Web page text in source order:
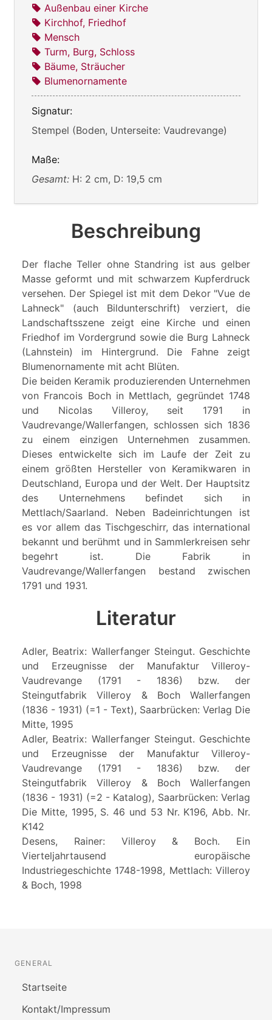
Außenbau einer Kirche
Kirchhof, Friedhof
Mensch
Turm, Burg, Schloss
Bäume, Sträucher
Blumenornamente
Signatur:
Stempel (Boden, Unterseite: Vaudrevange)
Maße:
Gesamt: H: 2 cm, D: 19,5 cm
Beschreibung
Der flache Teller ohne Standring ist aus gelber
Masse geformt und mit schwarzem Kupferdruck
versehen. Der Spiegel ist mit dem Dekor "Vue de
Lahneck" (auch Bildunterschrift) verziert, die
Landschaftsszene zeigt eine Kirche und einen
Friedhof im Vordergrund sowie die Burg Lahneck
(Lahnstein) im Hintergrund. Die Fahne zeigt
Blumenornamente mit acht Blüten.
Die beiden Keramik produzierenden Unternehmen
von Francois Boch in Mettlach, gegründet 1748
und Nicolas Villeroy, seit 1791 in
Vaudrevange/Wallerfangen, schlossen sich 1836
zu einem einzigen Unternehmen zusammen.
Dieses entwickelte sich im Laufe der Zeit zu
einem größten Hersteller von Keramikwaren in
Deutschland, Europa und der Welt. Der Hauptsitz
des Unternehmens befindet sich in
Mettlach/Saarland. Neben Badeinrichtungen ist
es vor allem das Tischgeschirr, das international
bekannt und berühmt und in Sammlerkreisen sehr
begehrt ist. Die Fabrik in
Vaudrevange/Wallerfangen bestand zwischen
1791 und 1931.
Literatur
Adler, Beatrix: Wallerfanger Steingut. Geschichte
und Erzeugnisse der Manufaktur Villeroy-
Vaudrevange (1791 - 1836) bzw. der
Steingutfabrik Villeroy & Boch Wallerfangen
(1836 - 1931) (=1 - Text), Saarbrücken: Verlag Die
Mitte, 1995
Adler, Beatrix: Wallerfanger Steingut. Geschichte
und Erzeugnisse der Manufaktur Villeroy-
Vaudrevange (1791 - 1836) bzw. der
Steingutfabrik Villeroy & Boch Wallerfangen
(1836 - 1931) (=2 - Katalog), Saarbrücken: Verlag
Die Mitte, 1995, S. 46 und 53 Nr. K196, Abb. Nr.
K142
Desens, Rainer: Villeroy & Boch. Ein
Vierteljahrtausend europäische
Industriegeschichte 1748-1998, Mettlach: Villeroy
& Boch, 1998
GENERAL
Startseite
Kontakt/Impressum